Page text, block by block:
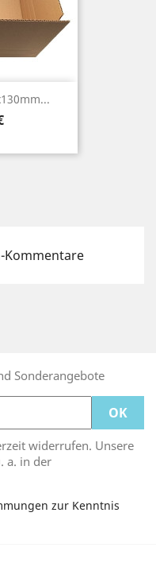
Kommentare
Sonderangebote
widerrufen. Unsere
a. in der
zur Kenntnis